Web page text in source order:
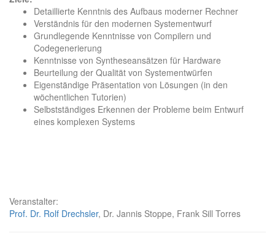
Detaillierte Kenntnis des Aufbaus moderner Rechner
Verständnis für den modernen Systementwurf
Grundlegende Kenntnisse von Compilern und
Codegenerierung
Kenntnisse von Syntheseansätzen für Hardware
Beurteilung der Qualität von Systementwürfen
Eigenständige Präsentation von Lösungen (in den
wöchentlichen Tutorien)
Selbstständiges Erkennen der Probleme beim Entwurf
eines komplexen Systems
Veranstalter:
Prof. Dr. Rolf Drechsler, Dr. Jannis Stoppe, Frank Sill Torres